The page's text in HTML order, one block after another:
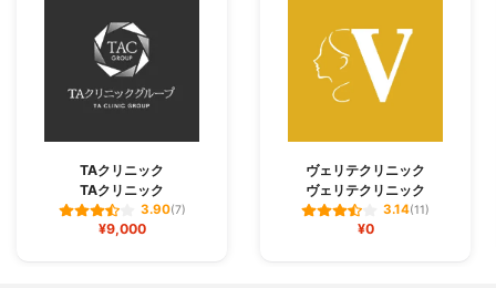
TAクリニック
TAクリニック
3.90(7)
¥9,000
ヴェリテクリニック
ヴェリテクリニック
3.14(11)
¥0